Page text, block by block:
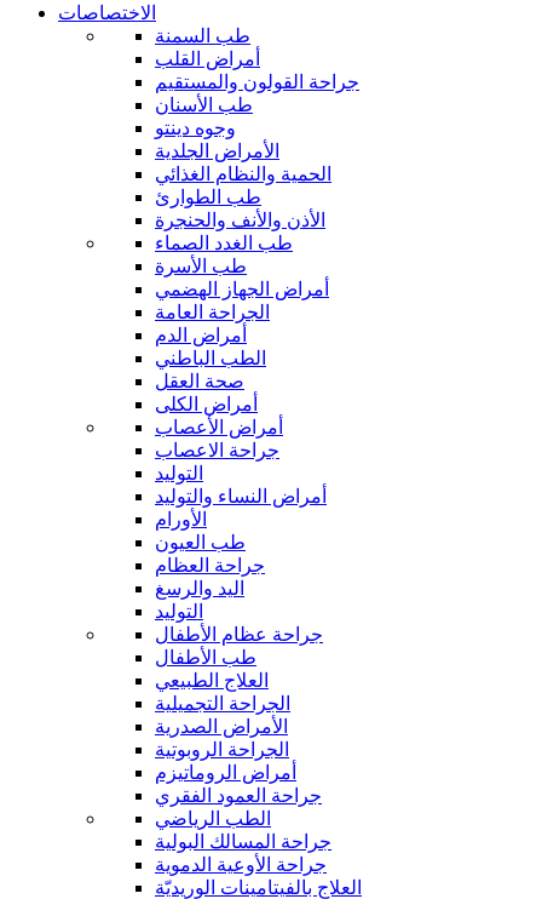
الاختصاصات
طب السمنة
أمراض القلب
جراحة القولون والمستقيم
طب الأسنان
وجوه دينتو
الأمراض الجلدية
الحمية والنظام الغذائي
طب الطوارئ
الأذن والأنف والحنجرة
طب الغدد الصماء
طب الأسرة
أمراض الجهاز الهضمي
الجراحة العامة
أمراض الدم
الطب الباطني
صحة العقل
أمراض الكلى
أمراض الأعصاب
جراحة الاعصاب
التوليد
أمراض النساء والتوليد
الأورام
طب العيون
جراحة العظام
اليد والرسغ
التوليد
جراحة عظام الأطفال
طب الأطفال
العلاج الطبيعي
الجراحة التجميلية
الأمراض الصدرية
الجراحة الروبوتية
أمراض الروماتيزم
جراحة العمود الفقري
الطب الرياضي
جراحة المسالك البولية
جراحة الأوعية الدموية
العلاج بالفيتامينات الوريديّة